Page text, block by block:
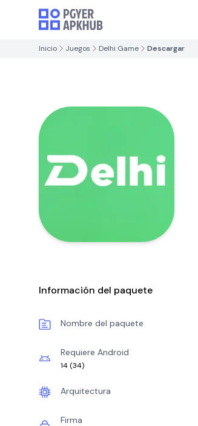
Inicio Juegos Delhi Game Descargar
Información del paquete
Nombre del paquete
Requiere Android
14 (34)
Arquitectura
Firma